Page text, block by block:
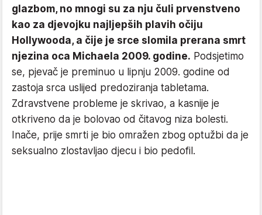
glazbom, no mnogi su za nju čuli prvenstveno
kao za djevojku najljepših plavih očiju
Hollywooda, a čije je srce slomila prerana smrt
njezina oca Michaela 2009. godine. Podsjetimo
se, pjevač je preminuo u lipnju 2009. godine od
zastoja srca uslijed predoziranja tabletama.
Zdravstvene probleme je skrivao, a kasnije je
otkriveno da je bolovao od čitavog niza bolesti.
Inače, prije smrti je bio omražen zbog optužbi da je
seksualno zlostavljao djecu i bio pedofil.